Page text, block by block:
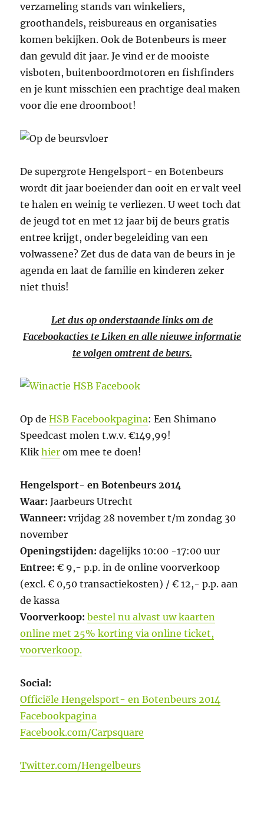
verzameling stands van winkeliers,
groothandels, reisbureaus en organisaties
komen bekijken. Ook de Botenbeurs is meer
dan gevuld dit jaar. Je vind er de mooiste
visboten, buitenboordmotoren en fishfinders
en je kunt misschien een prachtige deal maken
voor die ene droomboot!
De supergrote Hengelsport- en Botenbeurs
wordt dit jaar boeiender dan ooit en er valt veel
te halen en weinig te verliezen. U weet toch dat
de jeugd tot en met 12 jaar bij de beurs gratis
entree krijgt, onder begeleiding van een
volwassene? Zet dus de data van de beurs in je
agenda en laat de familie en kinderen zeker
niet thuis!
Let dus op onderstaande links om de
Facebookacties te Liken en alle nieuwe informatie
te volgen omtrent de beurs.
Op deHSB Facebookpagina: Een Shimano
Speedcast molen t.w.v. €149,99!
Klikhier om mee te doen!
Hengelsport- en Botenbeurs 2014
Waar: Jaarbeurs Utrecht
Wanneer: vrijdag 28 november t/m zondag 30
november
Openingstijden: dagelijks 10:00 -17:00 uur
Entree: € 9,- p.p. in de online voorverkoop
(excl. € 0,50 transactiekosten) / € 12,- p.p. aan
de kassa
Voorverkoop: bestel nu alvast uw kaarten
online met 25% korting via online ticket,
voorverkoop.
Social:
Officiële Hengelsport- en Botenbeurs 2014
Facebookpagina
Facebook.com/Carpsquare
Twitter.com/Hengelbeurs